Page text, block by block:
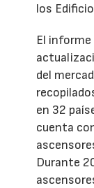
los
El
del
en 32
cuenta
Durante